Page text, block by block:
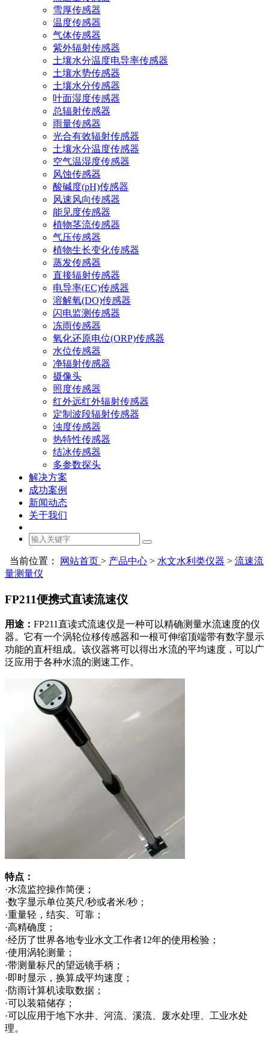
雪厚传感器
温度传感器
气体传感器
紫外辐射传感器
土壤水分温度电导率传感器
土壤水势传感器
土壤水分传感器
叶面湿度传感器
总辐射传感器
雨量传感器
光合有效辐射传感器
土壤水分温度传感器
空气温湿度传感器
风蚀传感器
酸碱度(pH)传感器
风速风向传感器
能见度传感器
植物茎流传感器
气压传感器
植物生长变化传感器
蒸发传感器
直接辐射传感器
电导率(EC)传感器
溶解氧(DO)传感器
闪电监测传感器
冻雨传感器
氧化还原电位(ORP)传感器
水位传感器
净辐射传感器
摄像头
照度传感器
红外远红外辐射传感器
定制波段辐射传感器
浊度传感器
热特性传感器
结冰传感器
多参数探头
解决方案
成功案例
新闻动态
关于我们
当前位置： 网站首页 > 产品中心 > 水文水利类仪器 > 流速流
量测量仪
FP211便携式直读流速仪
用途： FP211直读式流速仪是一种可以精确测量水流速度的仪
器。它有一个涡轮位移传感器和一根可伸缩顶端带有数字显示
功能的直杆组成。该仪器将可以得出水流的平均速度，可以广
泛应用于各种水流的测速工作。
特点：
·水流监控操作简便；
·数字显示单位英尺/秒或者米/秒；
·重量轻，结实、可靠；
·高精确度；
·经历了世界各地专业水文工作者12年的使用检验；
·使用涡轮测量；
·带测量标尺的望远镜手柄；
·即时显示，换算成平均速度；
·防雨计算机读取数据；
·可以装箱储存；
·可以应用于地下水井、河流、溪流、废水处理、工业水处
理。